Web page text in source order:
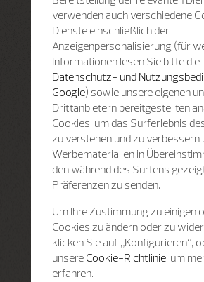
verwenden auch verschiedene
Dienste einschließlich der
Anzeigenpersonalisierung (für
Informationen lesen Sie bitte die
Datenschutz- und
Google) sowie unsere eigenen
Drittanbietern bereitgestellten
Cookies, um das Surferlebnis
zu verstehen und zu verbessern
Werbematerialien in
den während des Surfens
Präferenzen zu senden.
Um Ihre Zustimmung zu einigen
Cookies zu ändern oder zu
klicken Sie auf „Konfigurieren“,
unsere Cookie-Richtlinie, um
erfahren.